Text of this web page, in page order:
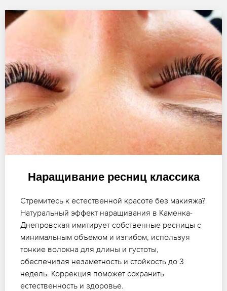
Наращивание ресниц классика
Стремитесь к естественной красоте без макияжа?
Натуральный эффект наращивания в Каменка-
Днепровская имитирует собственные ресницы с
минимальным объемом и изгибом, используя
тонкие волокна для длины и густоты,
обеспечивая незаметность и стойкость до 3
недель. Коррекция поможет сохранить
естественность и здоровье.